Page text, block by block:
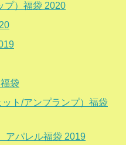
プ）福袋 2020
袋
ト/アンプランプ）福袋
アパレル福袋 2019